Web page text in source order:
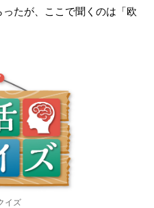
たが、ここで聞くのは「欧
イズ